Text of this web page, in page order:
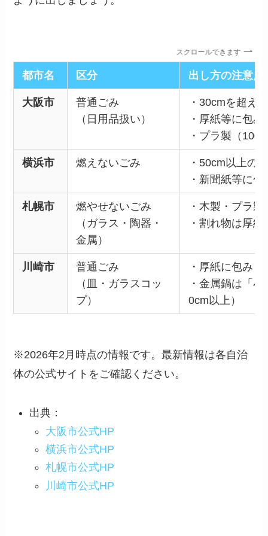
スクロールできます
都市名 区分 出し方の注意点
大阪市
普通ごみ
（日用品扱い）
・30cmを超え
・厚紙等に包み
・プラ製（
横浜市 燃えないごみ
・50cm以上の
・新聞紙等に包
札幌市
燃やせないごみ
（ガラス・陶器・
金属）
・木製・プラ
・割れ物は厚
川崎市
普通ごみ
（皿・ガラスコッ
プ）
・厚紙に包み
・金属鍋は「
0cm以上）
※2026年2月時点の情報です。最新情報は各自治
体の公式サイトをご確認ください。
出典：
大阪市公式HP
横浜市公式HP
札幌市公式HP
川崎市公式HP